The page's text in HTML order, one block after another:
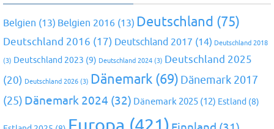
Belgien (13) Belgien 2016 (13) Deutschland (75)
Deutschland 2016 (17) Deutschland 2017 (14) Deutschland 2018
(3) Deutschland 2023 (9) Deutschland 2024 (3) Deutschland 2025
(20) Deutschland 2026 (3) Dänemark (69) Dänemark 2017
(25) Dänemark 2024 (32) Dänemark 2025 (12) Estland (8)